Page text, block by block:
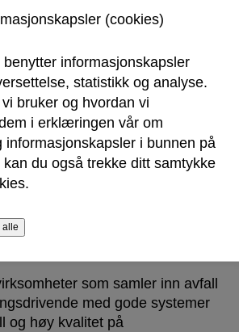
med kommunen for å
anbefaler videre å
for private aktører som
fra husholdninger som i
skal leveres på Gatedalen
henter avfallet for behandling i
som samler inn avfall
med gode systemer
og høy kvalitet på
(cookies)
informasjonskapsler
statistikk og analyse.
bruker og hvordan vi
i erklæringen vår om
informasjonskapsler i bunnen på
du også trekke ditt samtykke
alle